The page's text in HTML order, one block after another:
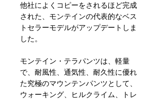
他社によくコピーをされるほど完成
された、モンテインの代表的なベス
トセラーモデルがアップデートしま
した。
モンテイン・テラパンツは、軽量
で、耐風性、通気性、耐久性に優れ
た究極のマウンテンパンツとして、
ウォーキング、ヒルクライム、トレ